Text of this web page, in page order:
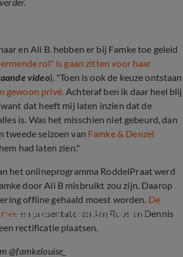
en Ali B. hebben er bij Famke toe geleid
rol" is gaan zitten voor haar
video). "Toen is ook de keuze ontstaan
gewoon privé.Achteraf ben ik daar heel blij
want dat heeft mij laten inzien dat de
is. Was het misschien niet gebeurd, dan
tweede seizoen van Famke & Denzel
had laten zien."
het onlineprogramma RoddelPraat werd
door Ali B misbruikt zou zijn. Daarop
offline gehaald moest worden. De
en presentatoren Jan Roos en Dennis
rectificatie plaatsen.
kláár met kritiek op zoontje
@famkelouise_